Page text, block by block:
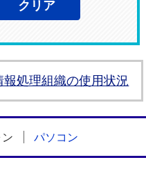
処理組織の使用状況
パソコン